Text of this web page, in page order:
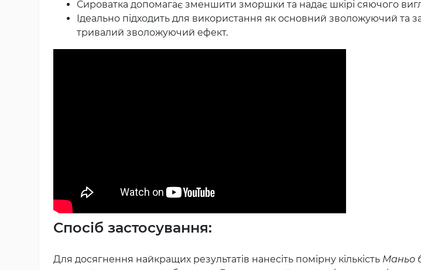
Сироватка допомагає зменшити зморшки та надає шкірі сяючого
Ідеально підходить для використання як основний зволожуючий та
тривалий зволожуючий ефект.
Спосіб застосування:
Для досягнення найкращих результатів нанесіть помірну кількість Маньо